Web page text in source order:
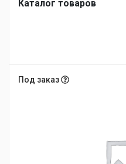
Каталог товаров
Под заказ